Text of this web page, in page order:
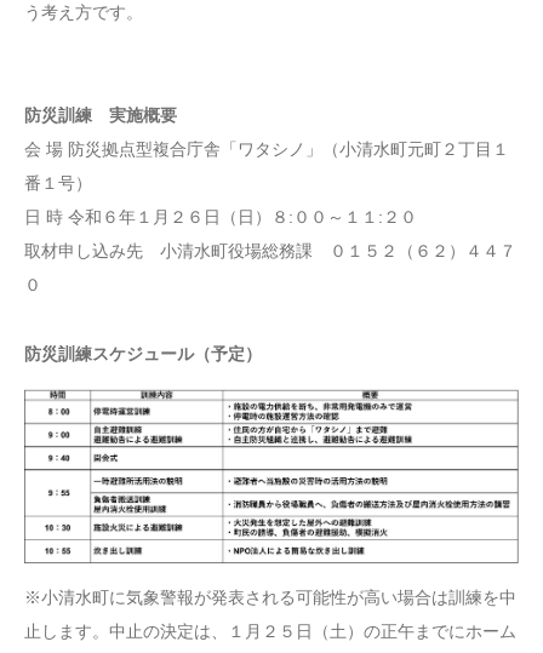
う考え方です。
防災訓練 実施概要
会 場 防災拠点型複合庁舎「ワタシノ」（小清水町元町２丁目１
番１号）
日 時 令和６年１月２６日（日）８:００～１１:２０
取材申し込み先 小清水町役場総務課 ０１５２（６２）４４７
０
防災訓練スケジュール（予定）
※小清水町に気象警報が発表される可能性が高い場合は訓練を中
止します。中止の決定は、１月２５日（土）の正午までにホーム